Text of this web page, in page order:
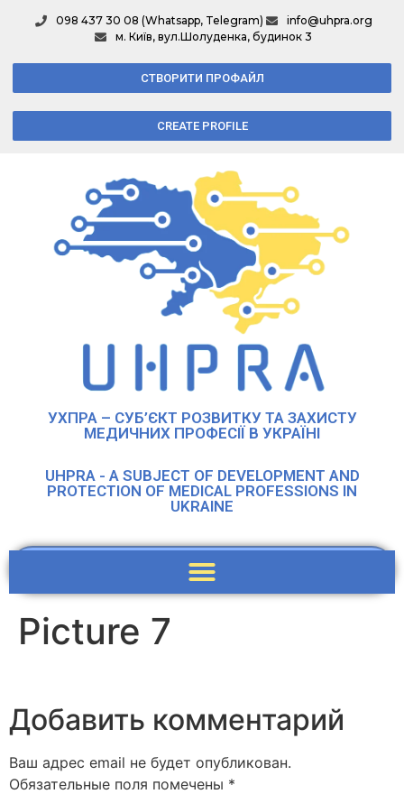
098 437 30 08 (Whatsapp, Telegram)
info@uhpra.org
м. Київ, вул.Шолуденка, будинок 3
СТВОРИТИ ПРОФАЙЛ
CREATE PROFILE
УХПРА – СУБ’ЄКТ РОЗВИТКУ ТА ЗАХИСТУ
МЕДИЧНИХ ПРОФЕСІЇ В УКРАЇНІ
UHPRA - A SUBJECT OF DEVELOPMENT AND
PROTECTION OF MEDICAL PROFESSIONS IN
UKRAINE
Picture 7
Добавить комментарий
Ваш адрес email не будет опубликован.
Обязательные поля помечены *